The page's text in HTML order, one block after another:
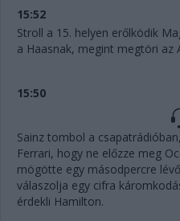
15:52
Stroll a 15. helyen erőlködik
a Haasnak, megint megtöri az
15:50
Sainz tombol a
Ferrari, hogy ne előzze meg
mögötte egy másodpercre
válaszolja egy cifra
érdekli Hamilton.